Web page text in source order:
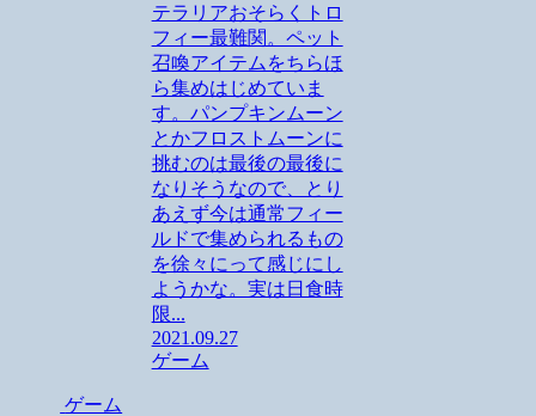
テラリアおそらくトロ
フィー最難関。ペット
召喚アイテムをちらほ
ら集めはじめていま
す。パンプキンムーン
とかフロストムーンに
挑むのは最後の最後に
なりそうなので、とり
あえず今は通常フィー
ルドで集められるもの
を徐々にって感じにし
ようかな。実は日食時
限...
2021.09.27
ゲーム
ゲーム